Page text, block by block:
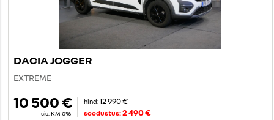
DACIA JOGGER
EXTREME
10 500 €
sis. KM 0%
hind: 12 990 €
soodustus:2 490 €